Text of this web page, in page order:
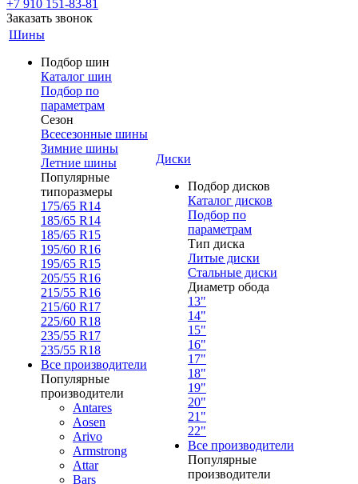
+7 910 151-83-81
Заказать звонок
Шины
Подбор шин
Каталог шин
Подбор по
параметрам
Сезон
Всесезонные шины
Зимние шины
Летние шины
Популярные
типоразмеры
175/65 R14
185/65 R14
185/65 R15
195/60 R16
195/65 R15
205/55 R16
215/55 R16
215/60 R17
225/60 R18
235/55 R17
235/55 R18
Все производители
Популярные
производители
Antares
Aosen
Arivo
Armstrong
Attar
Bars
Диски
Подбор дисков
Каталог дисков
Подбор по
параметрам
Тип диска
Литые диски
Стальные диски
Диаметр обода
13"
14"
15"
16"
17"
18"
19"
20"
21"
22"
Все производители
Популярные
производители